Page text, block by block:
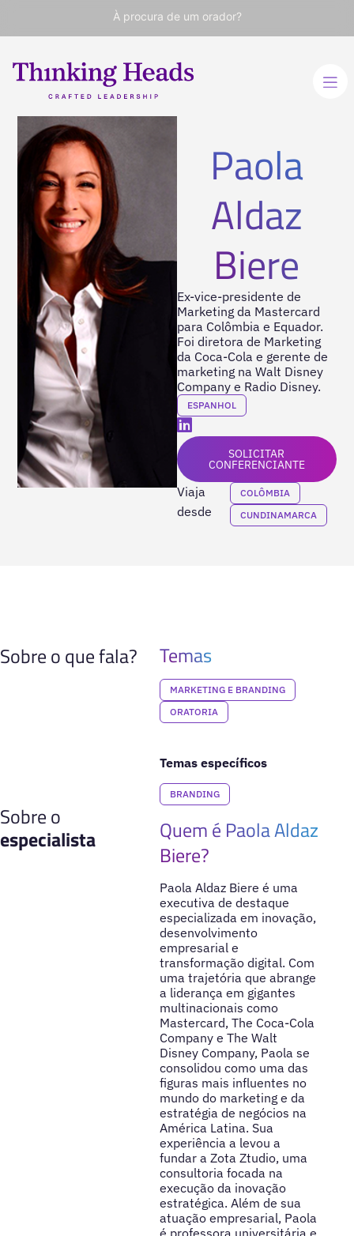
À procura de um orador?
Paola
Aldaz
Biere
Ex-vice-presidente de
Marketing da Mastercard
para Colômbia e Equador.
Foi diretora de Marketing
da Coca-Cola e gerente de
marketing na Walt Disney
Company e Radio Disney.
ESPANHOL
SOLICITAR
CONFERENCIANTE
Viaja
desde
COLÔMBIA
CUNDINAMARCA
Sobre o que fala? Temas
MARKETING E BRANDING
ORATORIA
Temas específicos
BRANDING
Sobre o
especialista
Quem é Paola Aldaz
Biere?
Paola Aldaz Biere é uma
executiva de destaque
especializada em inovação,
desenvolvimento
empresarial e
transformação digital. Com
uma trajetória que abrange
a liderança em gigantes
multinacionais como
Mastercard, The Coca-Cola
Company e The Walt
Disney Company, Paola se
consolidou como uma das
figuras mais influentes no
mundo do marketing e da
estratégia de negócios na
América Latina. Sua
experiência a levou a
fundar a Zota Ztudio, uma
consultoria focada na
execução da inovação
estratégica. Além de sua
atuação empresarial, Paola
é professora universitária e